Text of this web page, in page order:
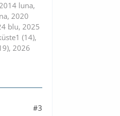
luna,
2020
blu, 2025
(14),
2026
#3